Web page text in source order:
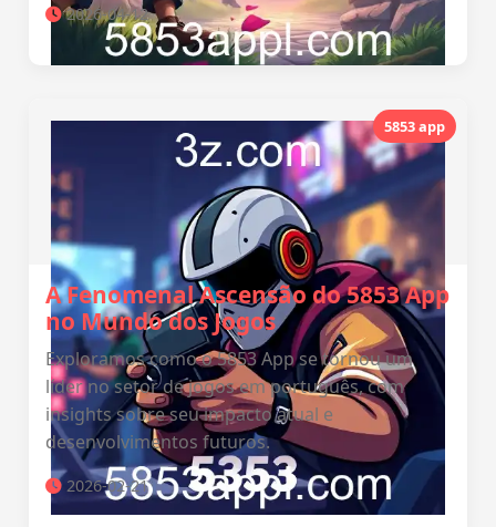
2026-04-12
5853 app
A Fenomenal Ascensão do 5853 App
no Mundo dos Jogos
Exploramos como o 5853 App se tornou um
líder no setor de jogos em português, com
insights sobre seu impacto atual e
desenvolvimentos futuros.
2026-02-21